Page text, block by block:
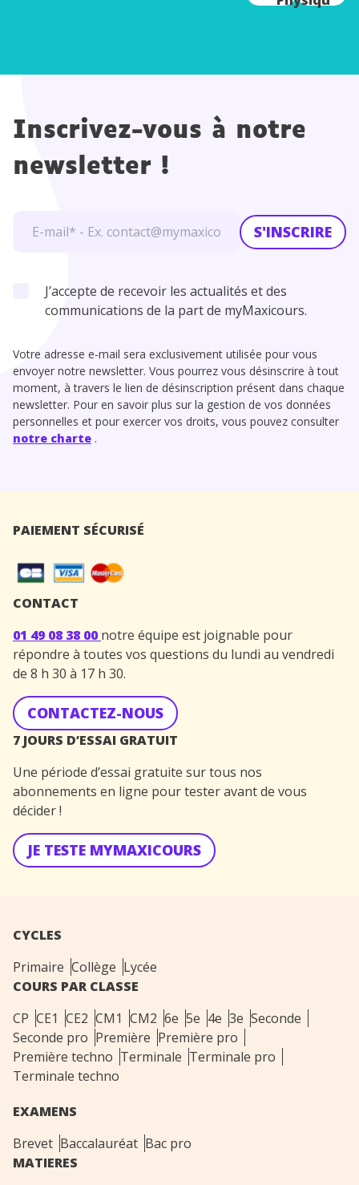
Inscrivez-vous à notre
newsletter !
S'INSCRIRE
J’accepte de recevoir les actualités et des
communications de la part de myMaxicours.
Votre adresse e-mail sera exclusivement utilisée pour vous
envoyer notre newsletter. Vous pourrez vous désinscrire à tout
moment, à travers le lien de désinscription présent dans chaque
newsletter. Pour en savoir plus sur la gestion de vos données
personnelles et pour exercer vos droits, vous pouvez consulter
notre charte .
PAIEMENT SÉCURISÉ
CONTACT
01 49 08 38 00 notre équipe est joignable pour
répondre à toutes vos questions du lundi au vendredi
de 8 h 30 à 17 h 30.
CONTACTEZ-NOUS
7 JOURS D’ESSAI GRATUIT
Une période d’essai gratuite sur tous nos
abonnements en ligne pour tester avant de vous
décider !
JE TESTE MYMAXICOURS
CYCLES
Primaire Collège Lycée
COURS PAR CLASSE
CP CE1 CE2 CM1 CM2 6e 5e 4e 3e Seconde
Seconde pro Première Première pro
Première techno Terminale Terminale pro
Terminale techno
EXAMENS
Brevet Baccalauréat Bac pro
MATIERES